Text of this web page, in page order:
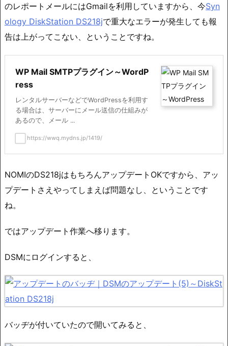
のレポートメールにはGmailを利用していますから、今Syn
ology DiskStation DS218jで重大なエラーが発生しても報
告は上がってこない、ということですね。
WP Mail SMTPプラグイン～WordP
ress
レンタルサーバーなどでWordPressを利用す
る場合は、サーバーにメール送信の仕組みが
あるので、メール ...
https://wwq.mydns.jp/1419/
NOMIのDS218jはもちろんアップデートOKですから、アッ
プデートさえやってしまえば問題なし、ということです
ね。
ではアップデート作業へ移ります。
DSMにログインすると、
バッヂが付いていたので開いてみると、